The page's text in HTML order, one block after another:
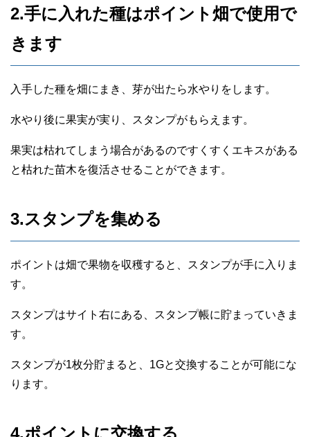
2.手に入れた種はポイント畑で使用で
きます
入手した種を畑にまき、芽が出たら水やりをします。
水やり後に果実が実り、スタンプがもらえます。
果実は枯れてしまう場合があるのですくすくエキスがある
と枯れた苗木を復活させることができます。
3.スタンプを集める
ポイントは畑で果物を収穫すると、スタンプが手に入りま
す。
スタンプはサイト右にある、スタンプ帳に貯まっていきま
す。
スタンプが1枚分貯まると、1Gと交換することが可能にな
ります。
4.ポイントに交換する